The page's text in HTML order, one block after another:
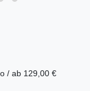
/ ab 129,00 €